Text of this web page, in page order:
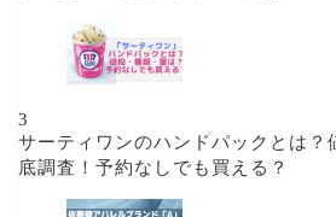
3
サーティワンのハンドパックとは？
底調査！予約なしでも買える？